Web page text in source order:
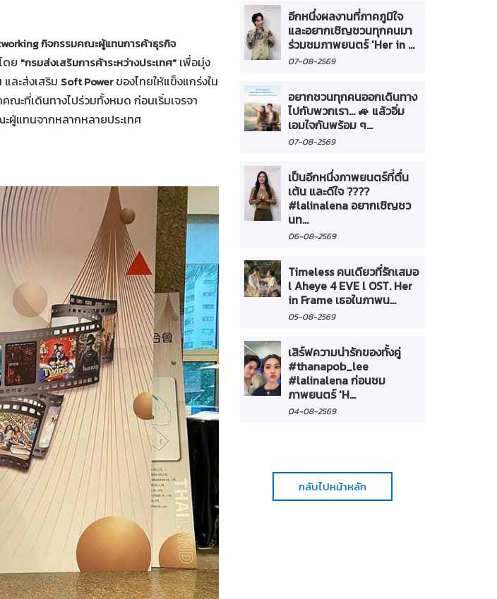
กิจกรรมคณะผู้แทนการค้าธุรกิจ
ดย "กรมส่งเสริมการค้าระหว่างประเทศ" เพื่อมุ่ง
ละส่งเสริม Soft Powerของไทยให้แข็งแกร่งใน
ณะที่เดินทางไปร่วมทั้งหมด ก่อนเริ่มเจรจา
ผู้แทนจากหลากหลายประเทศ
อีกหนึ่งผลงานที่ภาคภูมิใจ
และอยากเชิญชวนทุกคนมา
ร่วมชมภาพยนตร์ 'Her in ...
07-08-2569
อยากชวนทุกคนออกเดินทาง
ไปกับพวกเรา... 🚙 แล้วอิ่ม
เอมใจกันพร้อม ๆ...
07-08-2569
เป็นอีกหนึ่งภาพยนตร์ที่ตื่น
เต้น และดีใจ ????
#lalinalena อยากเชิญชว
นท...
06-08-2569
Timeless คนเดียวที่รักเสมอ
l Aheye 4 EVE l OST. Her
in Frame เธอในภาพน...
05-08-2569
เสิร์ฟความน่ารักของทั้งคู่
#thanapob_lee
#lalinalena ก่อนชม
ภาพยนตร์ 'H...
04-08-2569
กลับไปหน้าหลัก